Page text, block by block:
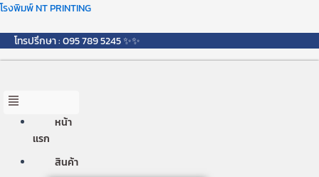
Skip
content
โรงพิมพ์ NT PRINTING
โทรปรึกษา : 095 789 5245 ✨✨
Menu
หน้า
เเรก
สินค้า